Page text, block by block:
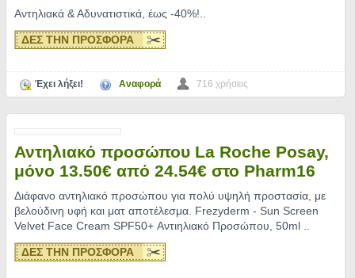
Αντηλιακά & Αδυνατιστικά, έως -40%!
ΔΕΣ ΤΗΝ ΠΡΟΣΦΟΡΑ
Έχει λήξει! Αναφορά 716 χρήσεις
Αντηλιακό προσώπου La Roche Posay,
μόνο 13.50€ από 24.54€ στο Pharm16
Διάφανο αντηλιακό προσώπου για πολύ υψηλή προστασία, με
βελούδινη υφή και ματ αποτέλεσμα. Frezyderm - Sun Screen
Velvet Face Cream SPF50+ Αντιηλιακό Προσώπου, 50ml
ΔΕΣ ΤΗΝ ΠΡΟΣΦΟΡΑ